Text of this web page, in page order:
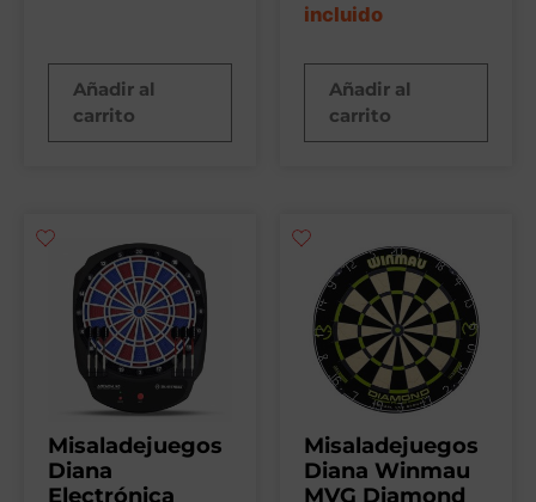
Añadir al
carrito
incluido
Añadir al
carrito
Misaladejuegos
Diana
Electrónica
Misaladejuegos
Diana Winmau
MVG Diamond